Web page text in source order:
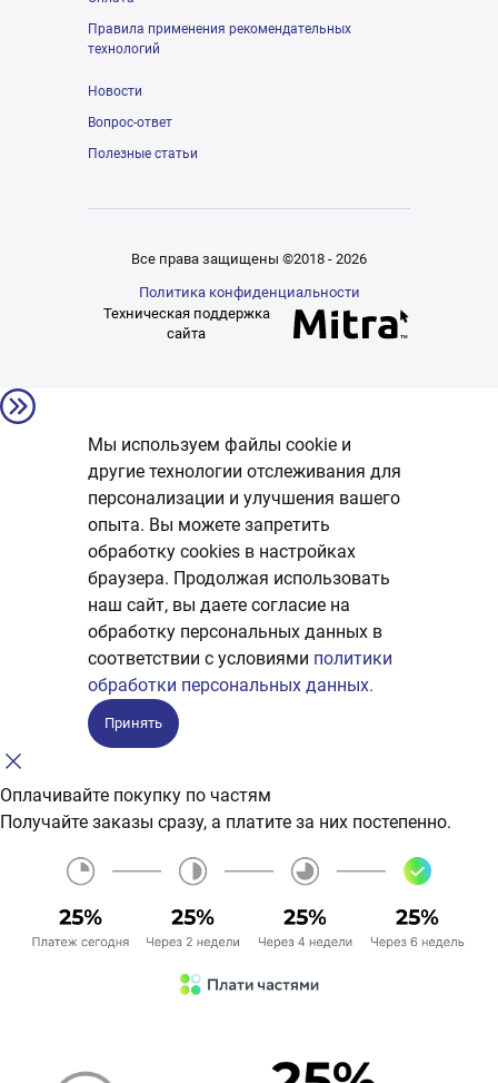
Правила применения рекомендательных
технологий
Новости
Вопрос-ответ
Полезные статьи
Все права защищены ©2018 - 2026
Политика конфиденциальности
Техническая поддержка
сайта
Мы используем файлы cookie и
другие технологии отслеживания для
персонализации и улучшения вашего
опыта. Вы можете запретить
обработку сookies в настройках
браузера. Продолжая использовать
наш сайт, вы даете согласие на
обработку персональных данных в
соответствии с условиями политики
обработки персональных данных.
Принять
Оплачивайте покупку по частям
Получайте заказы сразу, а платите за них постепенно.